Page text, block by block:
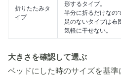
折りたたみタ
イプ
形するタイプ。
半分に折るだけなの
足のないタイプは布
気軽に干せない。
大きさを確認して選ぶ
ベッドにした時のサイズを基